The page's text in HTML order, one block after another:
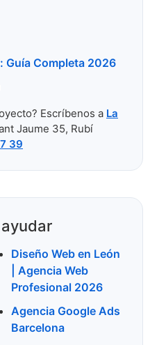
Guía Completa 2026
Escríbenos a La
Jaume 35, Rubí
39
Diseño Web en León
| Agencia Web
Profesional 2026
Agencia Google Ads
Barcelona